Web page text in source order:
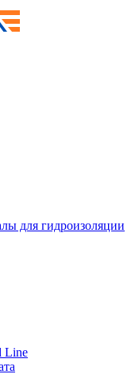
для гидроизоляции
Line